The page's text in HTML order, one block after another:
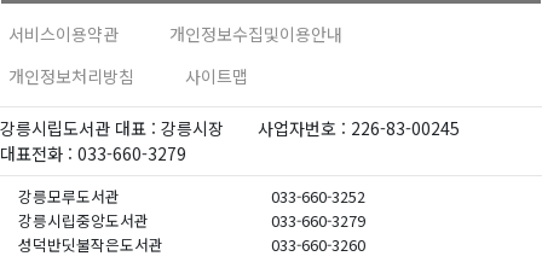
서비스이용약관
개인정보수집및이용안내
개인정보처리방침
사이트맵
강릉시립도서관 대표 : 강릉시장
사업자번호 : 226-83-00245
대표전화 : 033-660-3279
강릉모루도서관
033-660-3252
강릉시립중앙도서관
033-660-3279
성덕반딧불작은도서관
033-660-3260